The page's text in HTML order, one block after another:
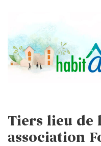
Tiers lieu de
association